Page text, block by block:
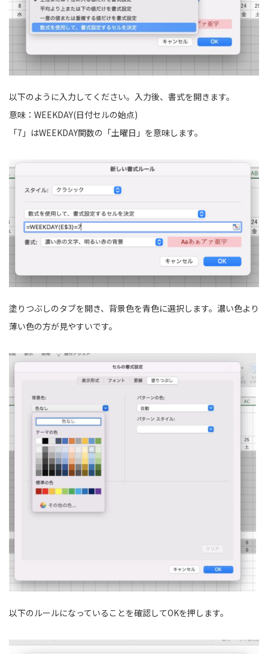
以下のように入力してください。入力後、書式を開きます。
意味：WEEKDAY(日付セルの始点)
「7」はWEEKDAY関数の「土曜日」を意味します。
塗りつぶしのタブを開き、背景色を青色に選択します。濃い色より
薄い色の方が見やすいです。
以下のルールになっていることを確認してOKを押します。